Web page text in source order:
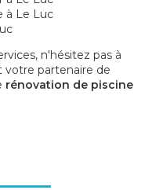
à Le Luc
n'hésitez pas à
votre partenaire de
rénovation de piscine